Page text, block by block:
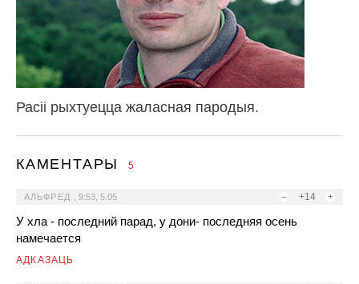
Расіі рыхтуецца жаласная пародыя.
КАМЕНТАРЫ 5
– +14 +
АЛЬФРЕД 9:53, 5.05
У хла - последний парад, у дони- последняя осень
намечается
АДКАЗАЦЬ